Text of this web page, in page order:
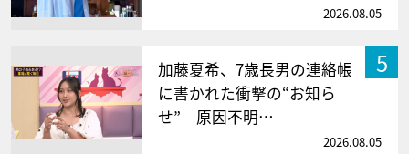
2026.08.05
5
加藤夏希、7歳長男の連絡帳
に書かれた衝撃の“お知ら
せ” 原因不明…
2026.08.05